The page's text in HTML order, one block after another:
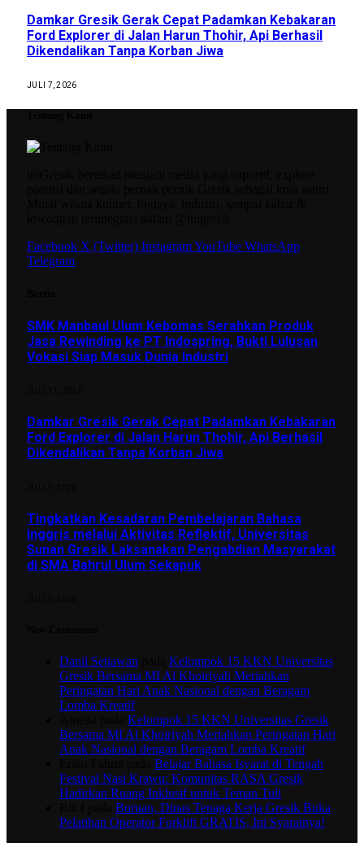
Damkar Gresik Gerak Cepat Padamkan Kebakaran
Ford Explorer di Jalan Harun Thohir, Api Berhasil
Dikendalikan Tanpa Korban Jiwa
JULI 7, 2026
Facebook X (Twitter) InstagramYouTube WhatsApp
Telegram
SMK Manbaul Ulum Kebomas Serahkan Produk
Jasa Rewinding ke PT Indospring, Bukti Lulusan
Vokasi Siap Masuk Dunia Industri
Damkar Gresik Gerak Cepat Padamkan Kebakaran
Ford Explorer di Jalan Harun Thohir, Api Berhasil
Dikendalikan Tanpa Korban Jiwa
Tingkatkan Kesadaran Pembelajaran Bahasa
Inggris melalui Aktivitas Reflektif, Universitas
Sunan Gresik Laksanakan Pengabdian Masyarakat
di SMA Bahrul Ulum Sekapuk
Danil Setiawan
Kelompok 15 KKN Universitas
Gresik Bersama MI Al Khoiriyah Meriahkan
Peringatan Hari Anak Nasional dengan Beragam
Lomba Kreatif
Kelompok 15 KKN Universitas Gresik
Bersama MI Al Khoiriyah Meriahkan Peringatan Hari
Anak Nasional dengan Beragam Lomba Kreatif
Belajar Bahasa Isyarat di Tengah
Festival Nasi Krawu: Komunitas RASA Gresik
Hadirkan Ruang Inklusif untuk Teman Tuli
Buruan, Dinas Tenaga Kerja Gresik Buka
Pelatihan Operator Forklift GRATIS, Ini Syaratnya!